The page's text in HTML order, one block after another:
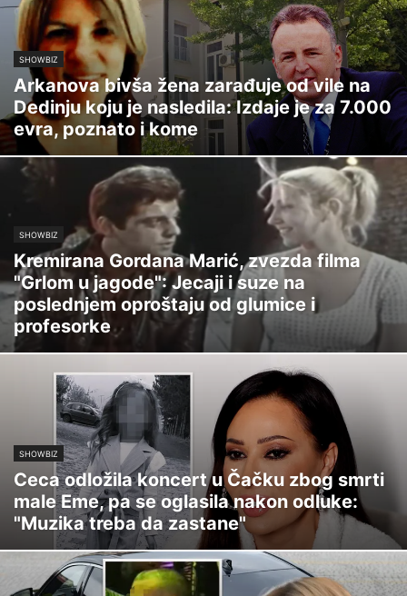
SHOWBIZ
Arkanova bivša žena zarađuje od vile na
Dedinju koju je nasledila: Izdaje je za 7.000
evra, poznato i kome
SHOWBIZ
Kremirana Gordana Marić, zvezda filma
"Grlom u jagode": Jecaji i suze na
poslednjem oproštaju od glumice i
profesorke
SHOWBIZ
Ceca odložila koncert u Čačku zbog smrti
male Eme, pa se oglasila nakon odluke:
"Muzika treba da zastane"